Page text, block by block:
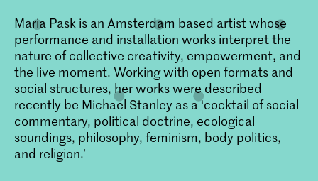
Maria Pask is an Amsterdam based artist whose
performance and installation works interpret the
nature of collective creativity, empowerment, and
the live moment. Working with open formats and
social structures, her works were described
recently be Michael Stanley as a ‘cocktail of social
commentary, political doctrine, ecological
soundings, philosophy, feminism, body politics,
and religion.’